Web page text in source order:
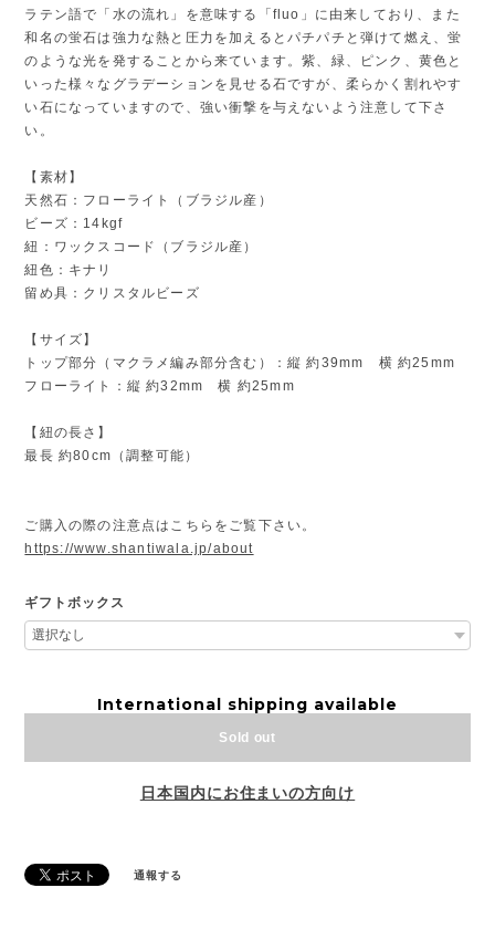
ラテン語で「水の流れ」を意味する「fluo」に由来しており、また
和名の蛍石は強力な熱と圧力を加えるとパチパチと弾けて燃え、蛍
のような光を発することから来ています。紫、緑、ピンク、黄色と
いった様々なグラデーションを見せる石ですが、柔らかく割れやす
い石になっていますので、強い衝撃を与えないよう注意して下さ
い。
【素材】
天然石：フローライト（ブラジル産）
ビーズ：14kgf
紐：ワックスコード（ブラジル産）
紐色：キナリ
留め具：クリスタルビーズ
【サイズ】
トップ部分（マクラメ編み部分含む）：縦 約39mm 横 約25mm
フローライト：縦 約32mm 横 約25mm
【紐の長さ】
最長 約80cm（調整可能）
ご購入の際の注意点はこちらをご覧下さい。
https://www.shantiwala.jp/about
ギフトボックス
International shipping available
Sold out
日本国内にお住まいの方向け
通報する